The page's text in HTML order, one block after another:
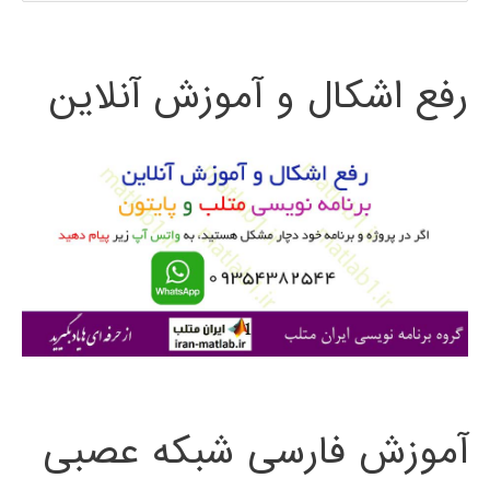
ج
ی
رفع اشکال و آموزش آنلاین
آموزش فارسی شبکه عصبی